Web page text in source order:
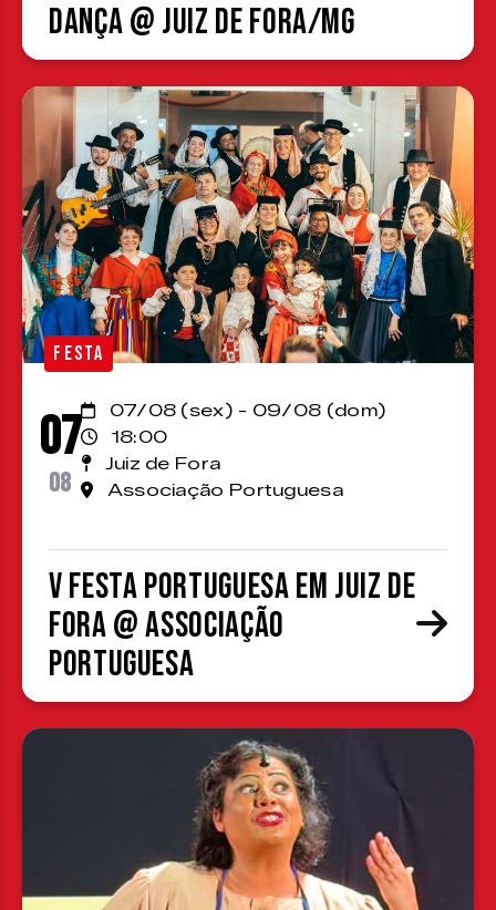
Dança @ Juiz de Fora/MG
FESTA
07
08
07/08 (sex) - 09/08 (dom)
18:00
Juiz de Fora
Associação Portuguesa
V Festa Portuguesa em Juiz de
Fora @ Associação
Portuguesa